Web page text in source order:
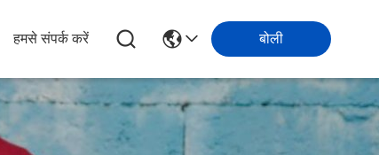
हमसे संपर्क करें बोली